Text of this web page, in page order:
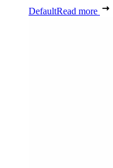
DefaultRead more